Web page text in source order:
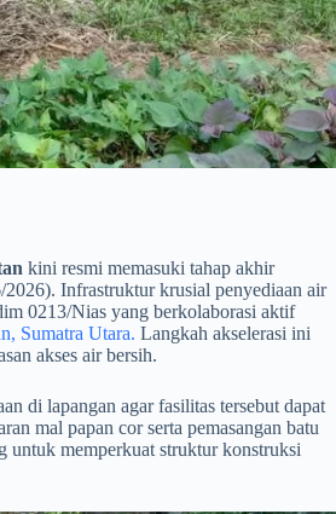
kini resmi memasuki tahap akhir
2026). Infrastruktur krusial penyediaan air
0213/Nias yang berkolaborasi aktif
Sumatra Utara. Langkah akselerasi ini
akses air bersih.
di lapangan agar fasilitas tersebut dapat
mal papan cor serta pemasangan batu
untuk memperkuat struktur konstruksi